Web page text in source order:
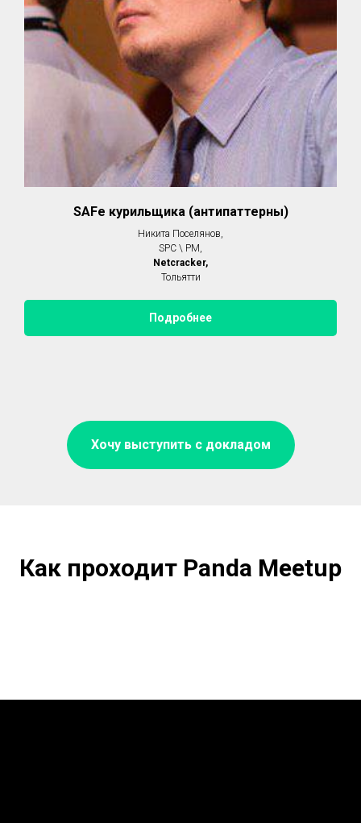
SAFe курильщика (антипаттерны)
Никита Поселянов,
SPC \ PM,
Netcracker,
Тольятти
Подробнее
Хочу выступить с докладом
Как проходит Panda Meetup